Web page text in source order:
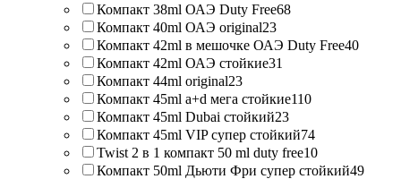
Компакт 38ml ОАЭ Duty Free68
Компакт 40ml ОАЭ original23
Компакт 42ml в мешочке ОАЭ Duty Free40
Компакт 42ml ОАЭ стойкие31
Компакт 44ml original23
Компакт 45ml a+d мега стойкие110
Компакт 45ml Dubai стойкий23
Компакт 45ml VIP супер стойкий74
Twist 2 в 1 компакт 50 ml duty free10
Компакт 50ml Дьюти Фри супер стойкий49